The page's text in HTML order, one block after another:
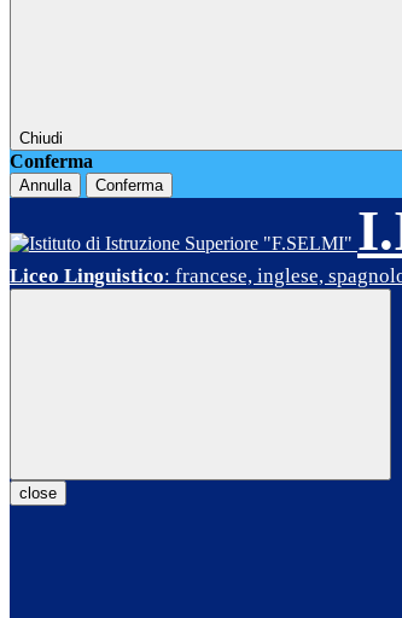
Chiudi
Conferma
Annulla Conferma
Liceo Linguistico: francese, inglese,
close